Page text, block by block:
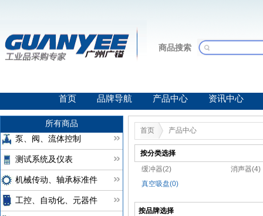
商品搜索
首页 品牌导航 产品中心 资讯中心
所有商品
泵、阀、流体控制
测试系统及仪表
机械传动、轴承标准件
工控、自动化、元器件
首页 产品中心
按分类选择
缓冲器(2)
消声器(4)
真空吸盘(0)
按品牌选择